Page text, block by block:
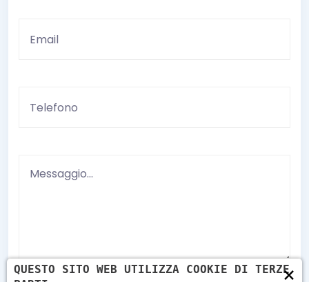
×
QUESTO SITO WEB UTILIZZA COOKIE DI TERZE